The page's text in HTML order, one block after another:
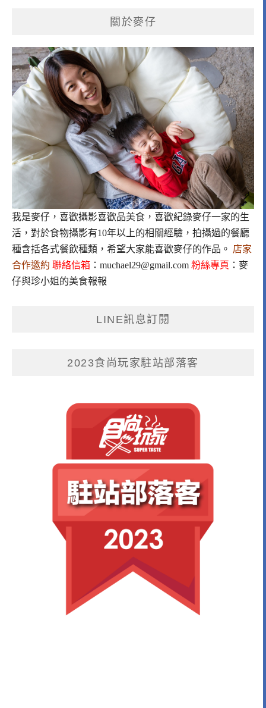
關於麥仔
我是麥仔，喜歡攝影喜歡品美食，喜歡紀錄麥仔一家的生
活，對於食物攝影有10年以上的相關經驗，拍攝過的餐廳
種含括各式餐飲種類，希望大家能喜歡麥仔的作品。 店家
合作邀約 聯絡信箱 ： muchael29@gmail.com 粉絲專頁 ： 麥
仔與珍小姐的美食報報
LINE訊息訂閱
2023食尚玩家駐站部落客